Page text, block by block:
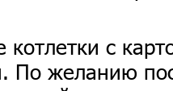
котлетки с
По желанию